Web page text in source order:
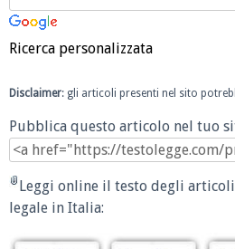
Ricerca personalizzata
Disclaimer: gli articoli presenti nel sito
Pubblica questo articolo nel tuo
Leggi online il testo degli
legale in Italia: